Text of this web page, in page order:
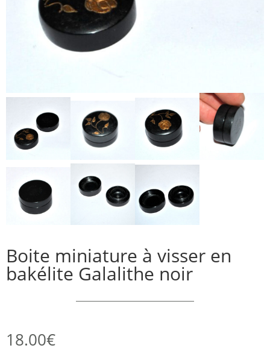
Boite miniature à visser en
bakélite Galalithe noir
18.00€